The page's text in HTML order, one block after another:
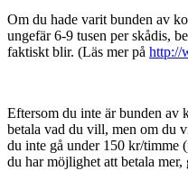
Om du hade varit bunden av
ungefär 6-9 tusen per skådis,
faktiskt blir. (Läs mer på http://
Eftersom du inte är bunden av
betala vad du vill, men om du
du inte gå under 150 kr/timme
du har möjlighet att betala mer,